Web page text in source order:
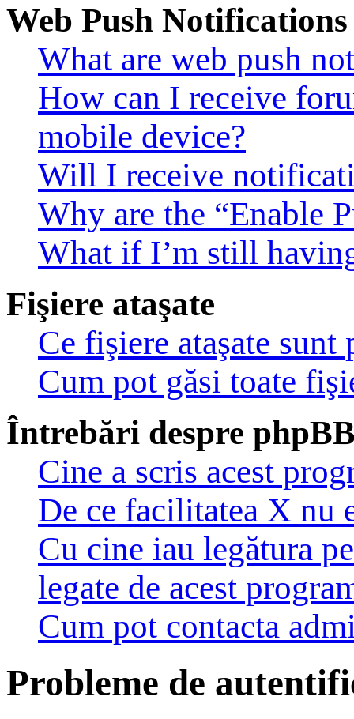
Web Push
What are web push
How can I receive
mobile device?
Will I receive
Why are the “Enable
What if I’m still
Fişiere ataşate
Ce fişiere ataşate sunt
Cum pot găsi toate
Întrebări despre
Cine a scris acest
De ce facilitatea X nu
Cu cine iau legătura
legate de acest
Cum pot contacta
Probleme de